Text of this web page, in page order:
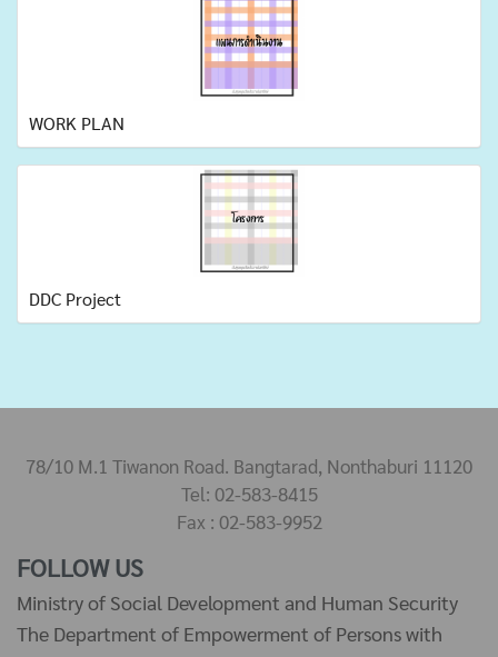
WORK PLAN
DDC Project
78/10 M.1 Tiwanon Road. Bangtarad, Nonthaburi 11120
Tel: 02-583-8415
Fax : 02-583-9952
FOLLOW US
Ministry of Social Development and Human Security
The Department of Empowerment of Persons with